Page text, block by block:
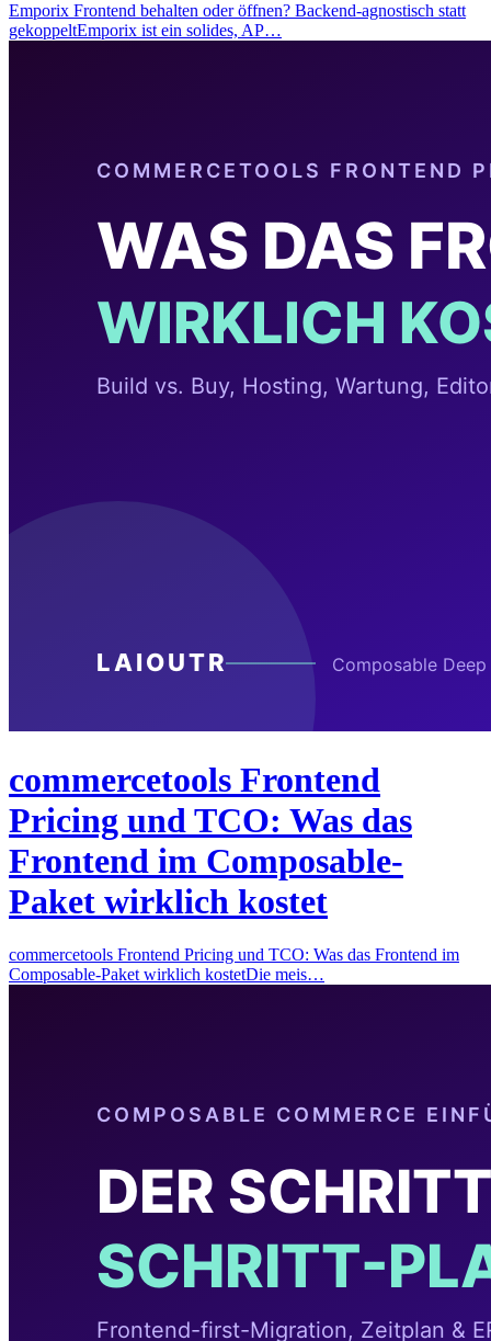
Emporix Frontend behalten oder öffnen? Backend-agnostisch statt
gekoppeltEmporix ist ein solides, AP…
commercetools Frontend
Pricing und TCO: Was das
Frontend im Composable-
Paket wirklich kostet
commercetools Frontend Pricing und TCO: Was das Frontend im
Composable-Paket wirklich kostetDie meis…